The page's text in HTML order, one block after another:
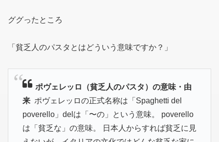
ググったところ
「貧乏人のパスタとはどういう意味ですか？」
ポヴェレッロ（貧乏人のパスタ）の意味・由
来ポヴェレッロの正式名称は「Spaghetti del
poverello」delは「〜の」という意味。 poverello
は「貧乏な」の意味。 日本人からすれば貧乏に見